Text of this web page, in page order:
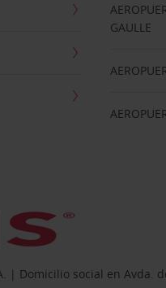
GAULLE
| Domicilio social en